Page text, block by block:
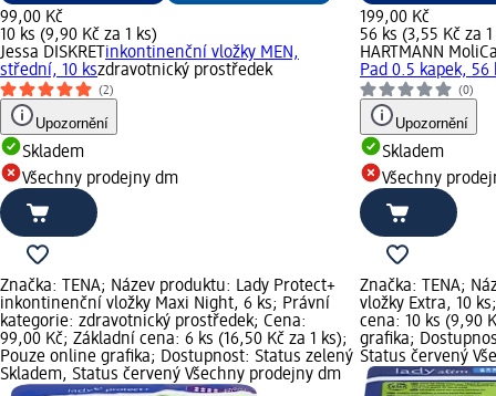
99,00 Kč
10 ks (9,90 Kč za 1 ks)
Jessa DISKRET inkontinenční vložky MEN,
střední, 10 kszdravotnický prostředek
(2)
Upozornění
Skladem
Všechny prodejny dm
199,00 Kč
56 ks (3,55 Kč za
HARTMANN
Pad 0.5 kapek, 56
(0)
Upozornění
Skladem
Všechny
Značka: TENA; Název produktu: Lady Protect+
inkontinenční vložky Maxi Night, 6 ks; Právní
kategorie: zdravotnický prostředek; Cena:
99,00 Kč; Základní cena: 6 ks (16,50 Kč za 1 ks);
Pouze online grafika; Dostupnost: Status zelený
Skladem, Status červený Všechny prodejny dm
Značka: TENA;
vložky Extra, 10
cena: 10 ks (9,90
grafika;
Status červený